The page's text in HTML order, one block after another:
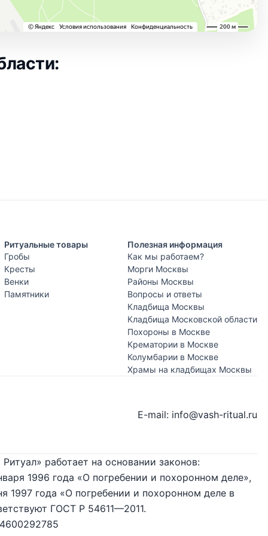
Ритуальные товары
Гробы
Кресты
Венки
Памятники
Полезная информация
Как мы работаем?
Морги Москвы
Районы Москвы
Вопросы и ответы
Кладбища Москвы
Кладбища Московской области
Похороны в Москве
Крематории в Москве
Колумбарии в Москве
Храмы на кладбищах Москвы
E-mail: info@vash-ritual.ru
работает на основании законов:
1996 года «О погребении и похоронном деле»,
1997 года «О погребении и похоронном деле в
ГОСТ Р 54611—2011.